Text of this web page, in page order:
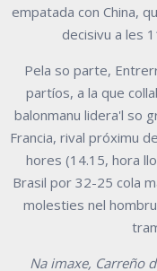
empatada con China,
decisivu a les
Pela so parte,
partíos, a la que
balonmanu lidera'l so
Francia, rival próximu
hores (14.15, hora
Brasil por 32-25 cola
molesties nel
Na imaxe, Carreño